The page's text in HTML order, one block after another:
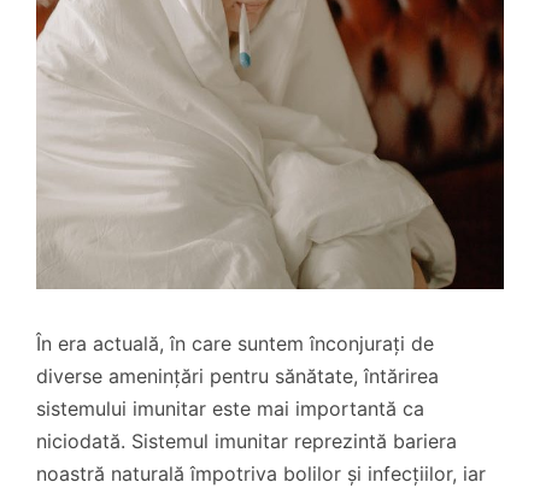
În era actuală, în care suntem înconjurați de
diverse amenințări pentru sănătate, întărirea
sistemului imunitar este mai importantă ca
niciodată. Sistemul imunitar reprezintă bariera
noastră naturală împotriva bolilor și infecțiilor, iar